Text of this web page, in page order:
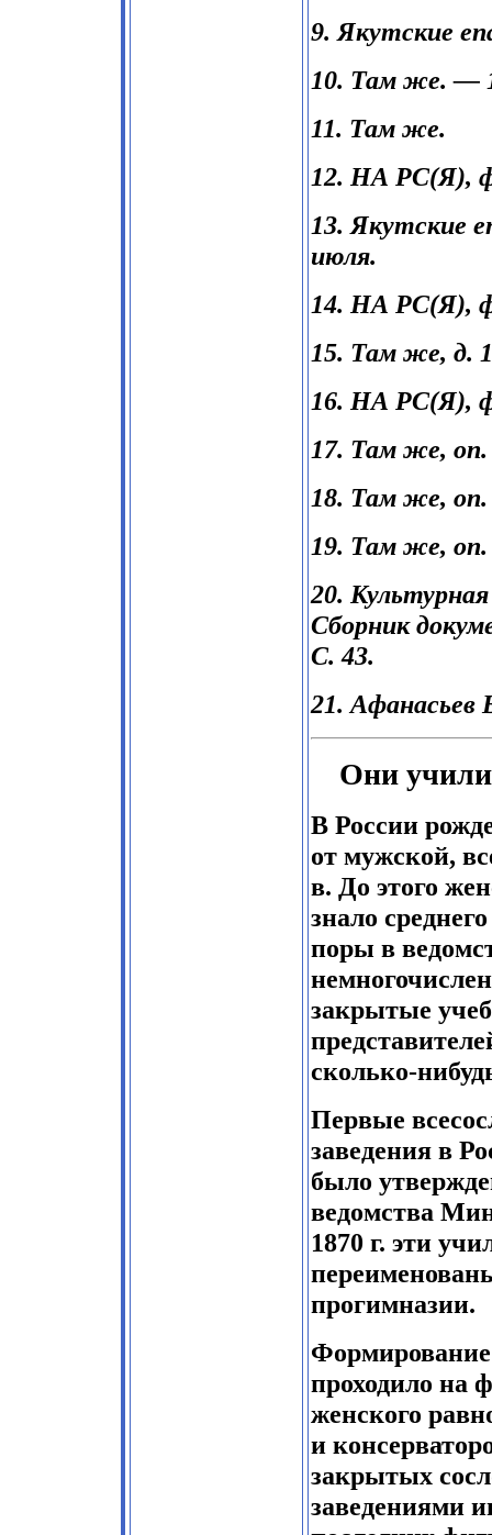
9. Якутские
10. Там же. —
11. Там же.
12. НА РС(Я),
13. Якутские
июля.
14. НА РС(Я),
15. Там же, д.
16. НА РС(Я),
17. Там же, оп.
18. Там же, оп.
19. Там же, оп.
20.
Сборник
С. 43.
21. Афанасьев
Они
В России
от мужской,
в. До этого
знало
поры в
закрытые
сколько-
Первые
заведения в
было
ведомства
1870 г. эти
прогимназии.
Формирование
проходило на
женского
и
закрытых
заведениями